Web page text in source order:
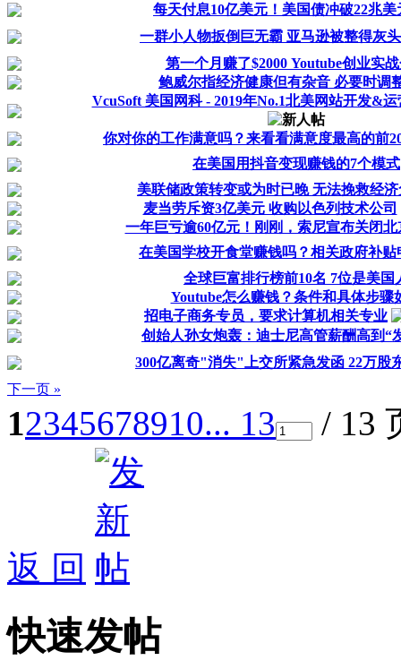
每天付息10亿美元！美国债冲破22兆美
一群小人物扳倒巨无霸 亚马逊被整得灰
第一个月赚了$2000 Youtube创业实
鲍威尔指经济健康但有杂音 必要时调
VcuSoft 美国网科 - 2019年No.1北美网站开发&
你对你的工作满意吗？来看看满意度最高的前
在美国用抖音变现赚钱的7个模式
美联储政策转变或为时已晚 无法挽救经
麦当劳斥资3亿美元 收购以色列技术公司
一年巨亏逾60亿元！刚刚，索尼宣布关闭
在美国学校开食堂赚钱吗？相关政府补贴
全球巨富排行榜前10名 7位是美国
Youtube怎么赚钱？条件和具体步骤
招电子商务专员，要求计算机相关专业
创始人孙女炮轰：迪士尼高管薪酬高到“
300亿离奇"消失"上交所紧急发函 22万股
下一页 »
12345678910... 13 / 13
返 回
快速发帖